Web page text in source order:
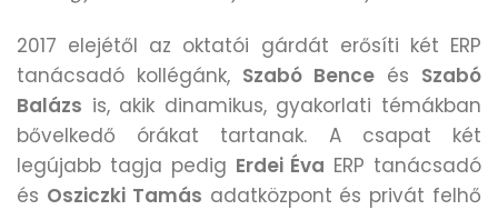
2017 elejétől az oktatói gárdát erősíti két ERP
tanácsadó kollégánk, Szabó Bence és Szabó
Balázs is, akik dinamikus, gyakorlati témákban
bővelkedő órákat tartanak. A csapat két
legújabb tagja pedig Erdei Éva ERP tanácsadó
és Osziczki Tamás adatközpont és privát felhő